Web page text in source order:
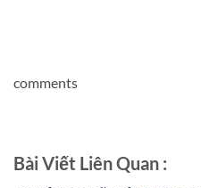
comments
Bài Viết Liên Quan :